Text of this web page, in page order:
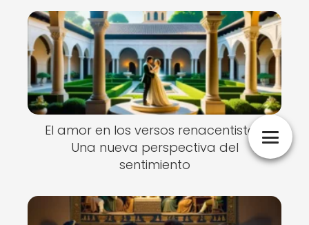
El amor en los versos renacentistas:
Una nueva perspectiva del
sentimiento